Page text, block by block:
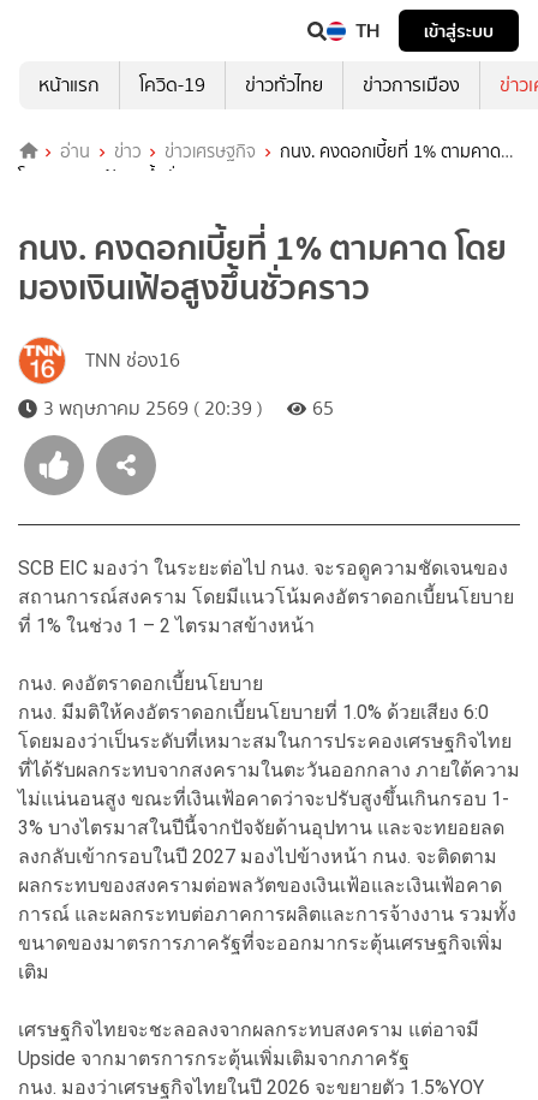
TH
เข้าสู่ระบบ
หน้าแรก
โควิด-19 ข่าวทั่วไทย ข่าวการเมือง ข่าว
อ่าน ข่าว ข่าวเศรษฐกิจ
กนง. คงดอกเบี้ยที่ 1% ตามคาด
โดยมองเงินเฟ้อสูงขึ้นชั่วคราว
กนง. คงดอกเบี้ยที่ 1% ตามคาด โดย
มองเงินเฟ้อสูงขึ้นชั่วคราว
TNN ช่อง16
3 พฤษภาคม 2569 ( 20:39 )
65
SCB EIC มองว่า ในระยะต่อไป กนง. จะรอดูความชัดเจนของ
สถานการณ์สงคราม โดยมีแนวโน้มคงอัตราดอกเบี้ยนโยบาย
ที่ 1% ในช่วง 1 – 2 ไตรมาสข้างหน้า
กนง. คงอัตราดอกเบี้ยนโยบาย
กนง. มีมติให้คงอัตราดอกเบี้ยนโยบายที่ 1.0% ด้วยเสียง 6:0
โดยมองว่าเป็นระดับที่เหมาะสมในการประคองเศรษฐกิจไทย
ที่ได้รับผลกระทบจากสงครามในตะวันออกกลาง ภายใต้ความ
ไม่แน่นอนสูง ขณะที่เงินเฟ้อคาดว่าจะปรับสูงขึ้นเกินกรอบ 1-
3% บางไตรมาสในปีนี้จากปัจจัยด้านอุปทาน และจะทยอยลด
ลงกลับเข้ากรอบในปี 2027 มองไปข้างหน้า กนง. จะติดตาม
ผลกระทบของสงครามต่อพลวัตของเงินเฟ้อและเงินเฟ้อคาด
การณ์ และผลกระทบต่อภาคการผลิตและการจ้างงาน รวมทั้ง
ขนาดของมาตรการภาครัฐที่จะออกมากระตุ้นเศรษฐกิจเพิ่ม
เติม
เศรษฐกิจไทยจะชะลอลงจากผลกระทบสงคราม แต่อาจมี
Upside จากมาตรการกระตุ้นเพิ่มเติมจากภาครัฐ
กนง. มองว่าเศรษฐกิจไทยในปี 2026 จะขยายตัว 1.5%YOY